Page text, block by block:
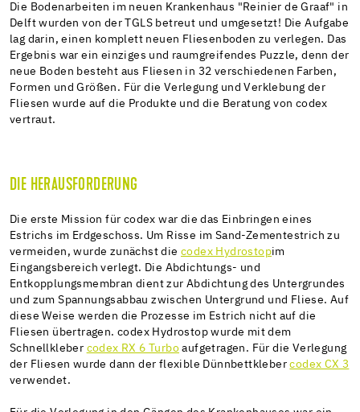
Die Bodenarbeiten im neuen Krankenhaus "Reinier de Graaf" in
Delft wurden von der TGLS betreut und umgesetzt! Die Aufgabe
lag darin, einen komplett neuen Fliesenboden zu verlegen. Das
Ergebnis war ein einziges und raumgreifendes Puzzle, denn der
neue Boden besteht aus Fliesen in 32 verschiedenen Farben,
Formen und Größen. Für die Verlegung und Verklebung der
Fliesen wurde auf die Produkte und die Beratung von codex
vertraut.
DIE HERAUSFORDERUNG
Die erste Mission für codex war die das Einbringen eines
Estrichs im Erdgeschoss. Um Risse im Sand-Zementestrich zu
vermeiden, wurde zunächst die codex Hydrostopim
Eingangsbereich verlegt. Die Abdichtungs- und
Entkopplungsmembran dient zur Abdichtung des Untergrundes
und zum Spannungsabbau zwischen Untergrund und Fliese. Auf
diese Weise werden die Prozesse im Estrich nicht auf die
Fliesen übertragen. codex Hydrostop wurde mit dem
Schnellkleber codex RX 6 Turbo aufgetragen. Für die Verlegung
der Fliesen wurde dann der flexible Dünnbettklebercodex CX 3
verwendet.